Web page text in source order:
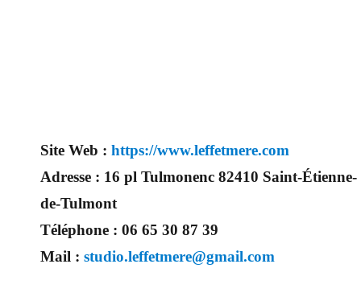
Site Web : https://www.leffetmere.com
Adresse : 16 pl Tulmonenc 82410 Saint-Étienne-
de-Tulmont
Téléphone : 06 65 30 87 39
Mail : studio.leffetmere@gmail.com